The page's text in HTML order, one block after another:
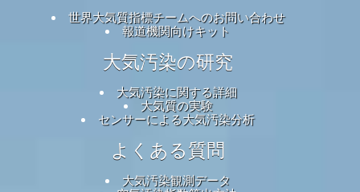
世界大気質指標チームへのお問い合わせ
報道機関向けキット
大気汚染の研究
大気汚染に関する詳細
大気質の実験
センサーによる大気汚染分析
よくある質問
大気汚染観測データ